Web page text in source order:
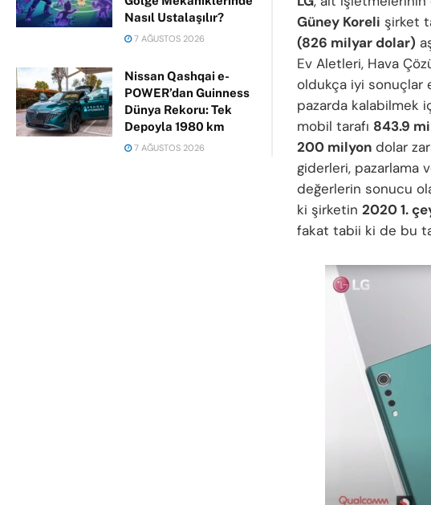
Nasıl Ustalaşılır?
7 AĞUSTOS 2026
Nissan Qashqai e-
POWER’dan Guinness
Dünya Rekoru: Tek
Depoyla 1980 km
7 AĞUSTOS 2026
Güney Koreli şirket
(826 milyar dolar)
Ev Aletleri, Hava
oldukça iyi sonuçlar
pazarda kalabilmek
mobil tarafı 843.9
200 milyon dolar
giderleri, pazarlama
değerlerin sonucu
ki şirketin 2020 1.
fakat tabii ki de bu